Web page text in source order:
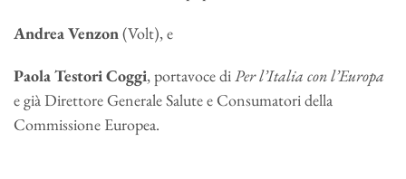
Andrea Venzon(Volt), e
Paola Testori Coggi, portavoce diPer l’Italia con l’Europa
e già Direttore Generale Salute e Consumatori della
Commissione Europea.